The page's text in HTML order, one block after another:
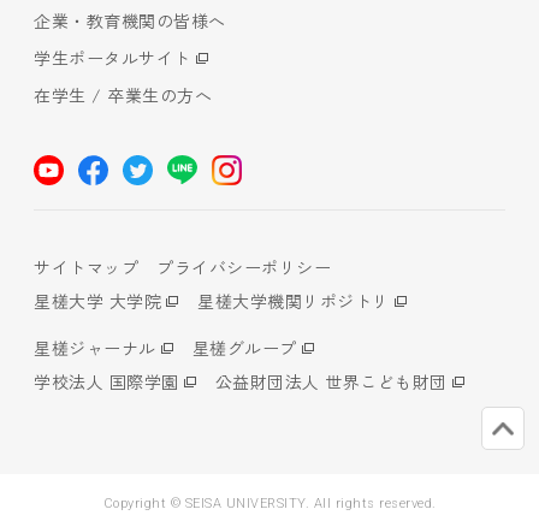
企業・教育機関の皆様へ
学生ポータルサイト
在学生 / 卒業生の方へ
サイトマップ
プライバシーポリシー
星槎大学 大学院
星槎大学機関リポジトリ
星槎ジャーナル
星槎グループ
学校法人 国際学園
公益財団法人 世界こども財団
Copyright © SEISA UNIVERSITY. All rights reserved.